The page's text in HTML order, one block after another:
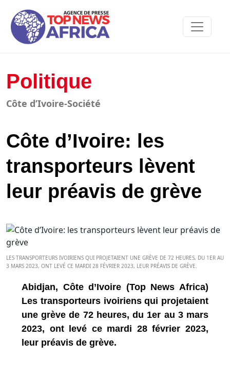
Politique
Côte d’Ivoire-Société
Côte d’Ivoire: les
transporteurs lèvent
leur préavis de grève
LES TRANSPORTEURS IVOIRIENS QUI PROJETAIENT UNE GRÈVE DE 72 HEURES, DU 1ER AU
3 MARS 2023, ONT LEVÉ CE MARDI 28 FÉVRIER 2023, LEUR PRÉAVIS DE GRÈVE.
Abidjan, Côte d’Ivoire (Top News Africa)
Les transporteurs ivoiriens qui projetaient
une grève de 72 heures, du 1er au 3 mars
2023, ont levé ce mardi 28 février 2023,
leur préavis de grève.